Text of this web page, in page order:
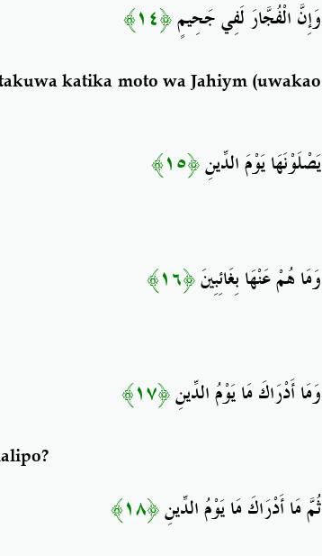
وَإِنَّ الْفُجَّارَ لَفِي جَحِيمٍ﴿١٤﴾
katika moto wa Jahiym (uwakao
يَصْلَوْنَهَا يَوْمَ الدِّينِ﴿١٥﴾
وَمَا هُمْ عَنْهَا بِغَائِبِينَ﴿١٦﴾
وَمَا أَدْرَاكَ مَا يَوْمُ الدِّينِ﴿١٧﴾
ثُمَّ مَا أَدْرَاكَ مَا يَوْمُ الدِّينِ﴿١٨﴾